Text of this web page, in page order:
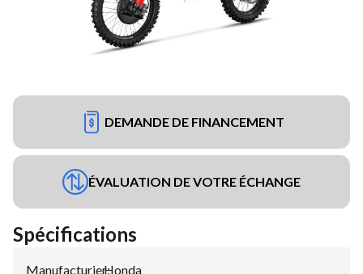
DEMANDE DE FINANCEMENT
ÉVALUATION DE VOTRE ÉCHANGE
Spécifications
Manufacturier:
Honda